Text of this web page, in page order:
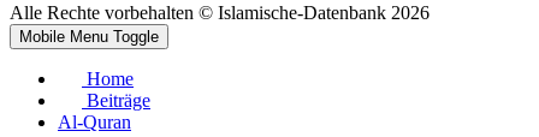
Alle Rechte vorbehalten © Islamische-Datenbank 2026
Mobile Menu Toggle
Home
Beiträge
Al-Quran